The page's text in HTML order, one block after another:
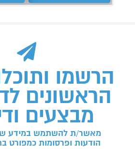
הרשמו
הראשונים
מבצעים
מאשר/ת להשתמש במידע
הודעות ופרסומות כמפורט